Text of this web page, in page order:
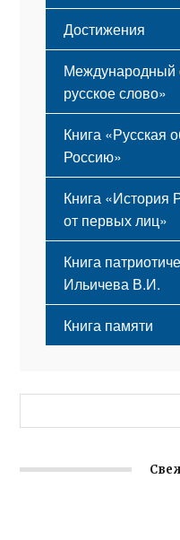
Достижения
Международный
русское слово»
Книга «Русская
Россию»
Книга
от первых лиц»
Книга
Ильичева В.И.
Книга памяти